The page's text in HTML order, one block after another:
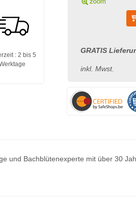
: 2 bis 5
GRATIS
inkl. Mwst.
und Bachblütenexperte mit über 30